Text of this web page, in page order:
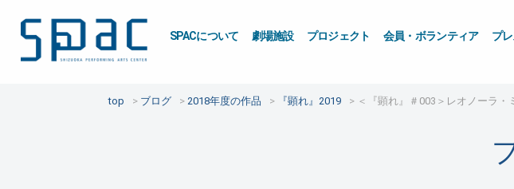
SPACについて 劇場施設 プロジェクト 会員・ボランティア プ
top ブログ 2018年度の作品 『顕れ』2019 ＜『顕れ』＃003＞レオノーラ・